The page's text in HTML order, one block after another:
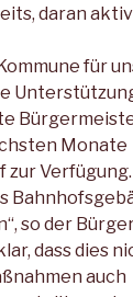
daran aktiv
für
Monate
Verfügung.
so der
dass dies
auch